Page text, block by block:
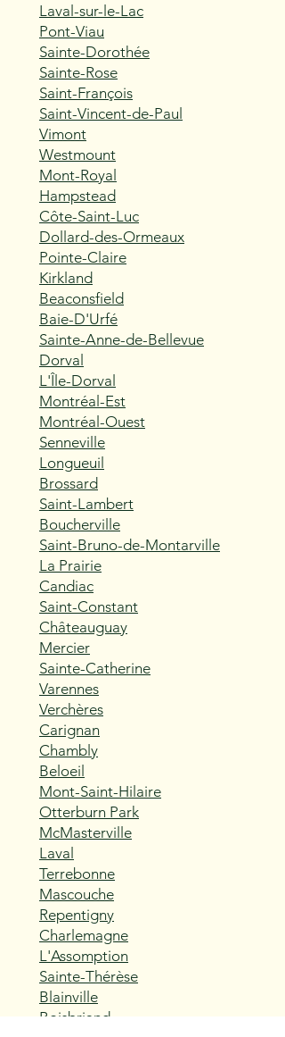
Laval-sur-le-Lac
Pont-Viau
Sainte-Dorothée
Sainte-Rose
Saint-François
Saint-Vincent-de-Paul
Vimont
Westmount
Mont-Royal
Hampstead
Côte-Saint-Luc
Dollard-des-Ormeaux
Pointe-Claire
Kirkland
Beaconsfield
Baie-D'Urfé
Sainte-Anne-de-Bellevue
Dorval
L'Île-Dorval
Montréal-Est
Montréal-Ouest
Senneville
Longueuil
Brossard
Saint-Lambert
Boucherville
Saint-Bruno-de-Montarville
La Prairie
Candiac
Saint-Constant
Châteauguay
Mercier
Sainte-Catherine
Varennes
Verchères
Carignan
Chambly
Beloeil
Mont-Saint-Hilaire
Otterburn Park
McMasterville
Laval
Terrebonne
Mascouche
Repentigny
Charlemagne
L'Assomption
Sainte-Thérèse
Blainville
Boisbriand